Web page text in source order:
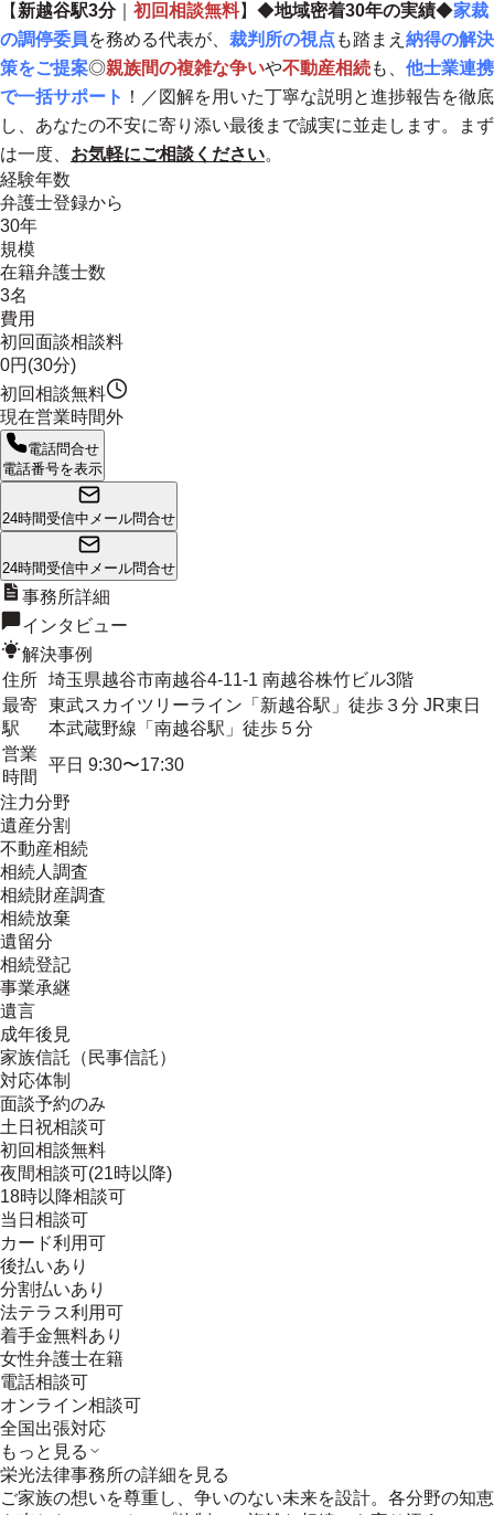
【 新越谷駅3分｜ 初回相談無料】◆地域密着30年の実績◆家裁
の調停委員を務める代表が、 裁判所の視点 も踏まえ 納得の解決
策をご提案◎親族間の複雑な争いや不動産相続も、 他士業連携
で一括サポート ！／ 図解を用いた丁寧な説明 と進捗報告を徹底
し、 あなたの不安に寄り添い最後まで誠実に並走します。まず
は一度、 お気軽にご相談ください。
経験年数
弁護士登録から
30年
規模
在籍弁護士数
3名
費用
初回面談相談料
0円(30分)
初回相談無料
現在営業時間外
電話問合せ
電話番号を表示
24時間受信中 メール問合せ
24時間受信中 メール問合せ
事務所詳細
インタビュー
解決事例
住所 埼玉県越谷市南越谷4-11-1 南越谷株竹ビル3階
最寄
駅
東武スカイツリーライン「新越谷駅」徒歩３分 JR東日
本武蔵野線「南越谷駅」徒歩５分
営業
時間
平日 9:30〜17:30
注力分野
遺産分割
不動産相続
相続人調査
相続財産調査
相続放棄
遺留分
相続登記
事業承継
遺言
成年後見
家族信託（民事信託）
対応体制
面談予約のみ
土日祝相談可
初回相談無料
夜間相談可(21時以降)
18時以降相談可
当日相談可
カード利用可
後払いあり
分割払いあり
法テラス利用可
着手金無料あり
女性弁護士在籍
電話相談可
オンライン相談可
全国出張対応
もっと見る
栄光法律事務所の詳細を見る
ご家族の想いを尊重し、争いのない未来を設計。各分野の知恵